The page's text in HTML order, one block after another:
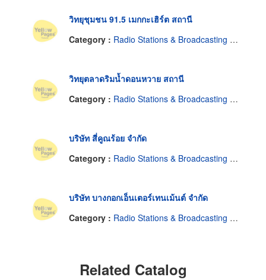
วิทยุชุมชน 91.5 เมกกะเฮิร์ต สถานี
Category : Radio Stations & Broadcasting Companies
วิทยุตลาดริมน้ำดอนหวาย สถานี
Category : Radio Stations & Broadcasting Companies
บริษัท สี่คูณร้อย จำกัด
Category : Radio Stations & Broadcasting Companies
บริษัท บางกอกเอ็นเตอร์เทนเม้นต์ จำกัด
Category : Radio Stations & Broadcasting Companies
Related Catalog